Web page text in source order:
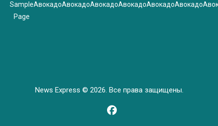
Sample
Page
АвокадоАвокадоАвокадоАвокадоАвокадоАвокадо
News Express © 2026. Все права защищены.